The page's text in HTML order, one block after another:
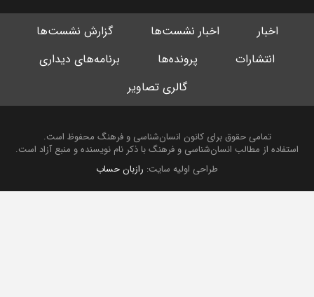
اخبار اخبار نشست‌ها
گزارش نشست‌ها
انتشارات
پرونده‌ها
برنامه‌های دیداری
گالری تصاویر
تمامی حقوق برای کانون انسان‌شناسی و فرهنگ محفوظ است.
استفاده از مطالب انسان‌شناسی و فرهنگ با ذکر نام نویسنده و منبع آزاد است.
طراحی اولیه سایت:رازبان حساب